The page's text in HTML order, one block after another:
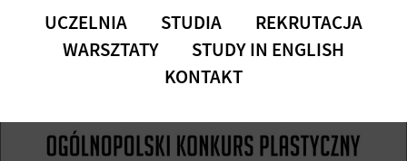
UCZELNIA STUDIA
REKRUTACJA
WARSZTATY
STUDY IN ENGLISH
KONTAKT